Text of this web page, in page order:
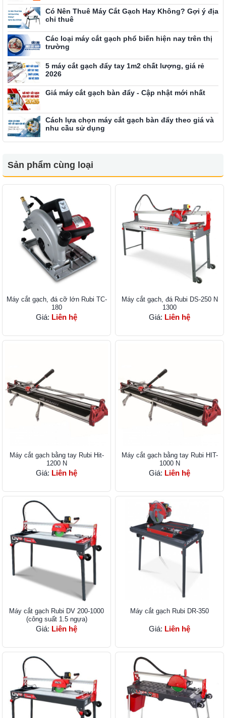
Có Nên Thuê Máy Cắt Gạch Hay Không? Gợi ý địa
chỉ thuê
Các loại máy cắt gạch phổ biến hiện nay trên thị
trường
5 máy cắt gạch đẩy tay 1m2 chất lượng, giá rẻ
2026
Giá máy cắt gạch bàn đẩy - Cập nhật mới nhất
Cách lựa chọn máy cắt gạch bàn đẩy theo giá và
nhu cầu sử dụng
Sản phẩm cùng loại
Máy cắt gạch, đá cỡ lớn Rubi TC-
180
Giá: Liên hệ
Máy cắt gạch, đá Rubi DS-250 N
1300
Giá: Liên hệ
Máy cắt gạch bằng tay Rubi Hit-
1200 N
Giá: Liên hệ
Máy cắt gạch bằng tay Rubi HIT-
1000 N
Giá: Liên hệ
Máy cắt gạch Rubi DV 200-1000
(công suất 1.5 ngựa)
Giá: Liên hệ
Máy cắt gạch Rubi DR-350
Giá: Liên hệ